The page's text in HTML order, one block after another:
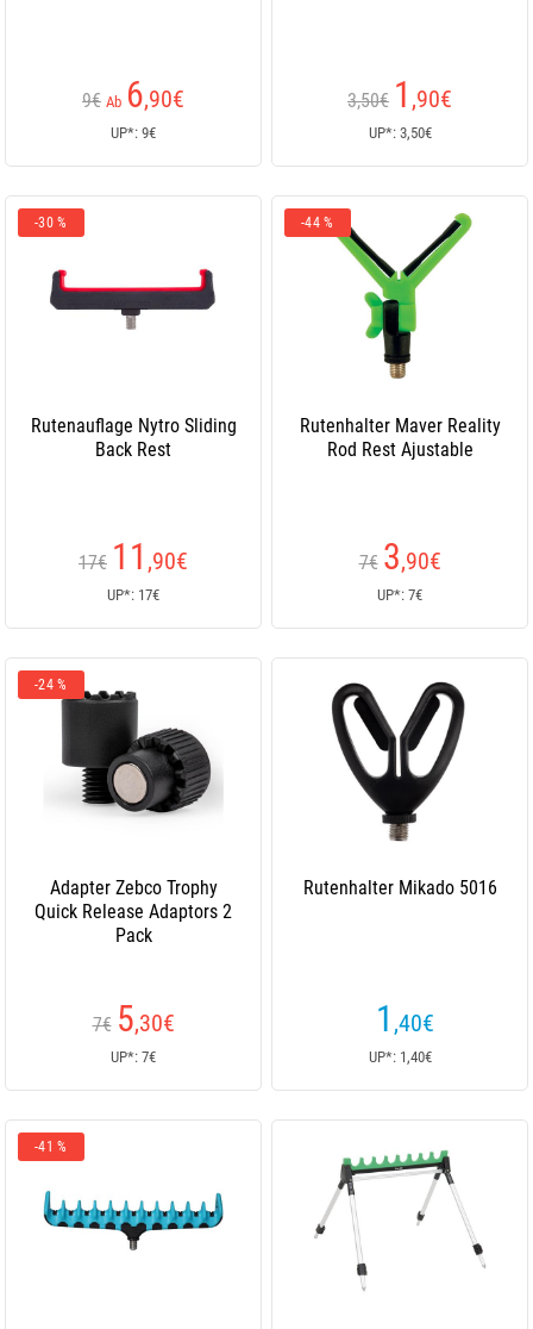
9€ Ab 6,90€
UP*: 9€
3,50€ 1 ,90€
UP*: 3,50€
-30 %
Rutenauflage Nytro Sliding
Back Rest
17€ 11 ,90€
UP*: 17€
-44 %
Rutenhalter Maver Reality
Rod Rest Ajustable
7€ 3,90€
UP*: 7€
-24 %
Adapter Zebco Trophy
Quick Release Adaptors 2
Pack
7€ 5,30€
UP*: 7€
Rutenhalter Mikado 5016
1 ,40€
UP*: 1,40€
-41 %